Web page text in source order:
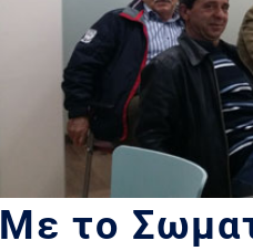
Με το